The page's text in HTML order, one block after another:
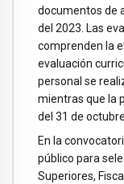
documentos de
del 2023. Las
comprenden la
evaluación
personal se
mientras que la
del 31 de
En la
público para
Superiores,